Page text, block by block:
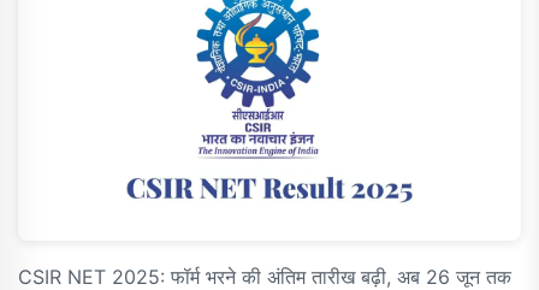
CSIR NET 2025: फॉर्म भरने की अंतिम तारीख बढ़ी, अब 26 जून तक